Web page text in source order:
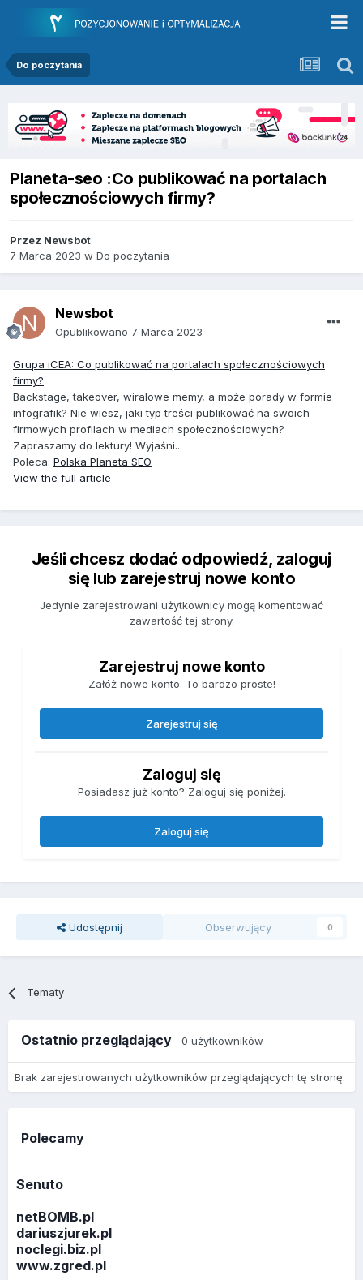
Do poczytania
Planeta-seo :Co publikować na portalach
społecznościowych firmy?
Przez Newsbot
7 Marca 2023 w Do poczytania
Newsbot
Opublikowano 7 Marca 2023
Grupa iCEA: Co publikować na portalach społecznościowych
firmy?
Backstage, takeover, wiralowe memy, a może porady w formie
infografik? Nie wiesz, jaki typ treści publikować na swoich
firmowych profilach w mediach społecznościowych?
Zapraszamy do lektury! Wyjaśni...
Poleca: Polska Planeta SEO
View the full article
Jeśli chcesz dodać odpowiedź, zaloguj
się lub zarejestruj nowe konto
Jedynie zarejestrowani użytkownicy mogą komentować
zawartość tej strony.
Zarejestruj nowe konto
Załóż nowe konto. To bardzo proste!
Zarejestruj się
Zaloguj się
Posiadasz już konto? Zaloguj się poniżej.
Zaloguj się
Udostępnij Obserwujący 0
Tematy
Ostatnio przeglądający 0 użytkowników
Brak zarejestrowanych użytkowników przeglądających tę stronę.
Polecamy
Senuto
netBOMB.pl
dariuszjurek.pl
noclegi.biz.pl
www.zgred.pl